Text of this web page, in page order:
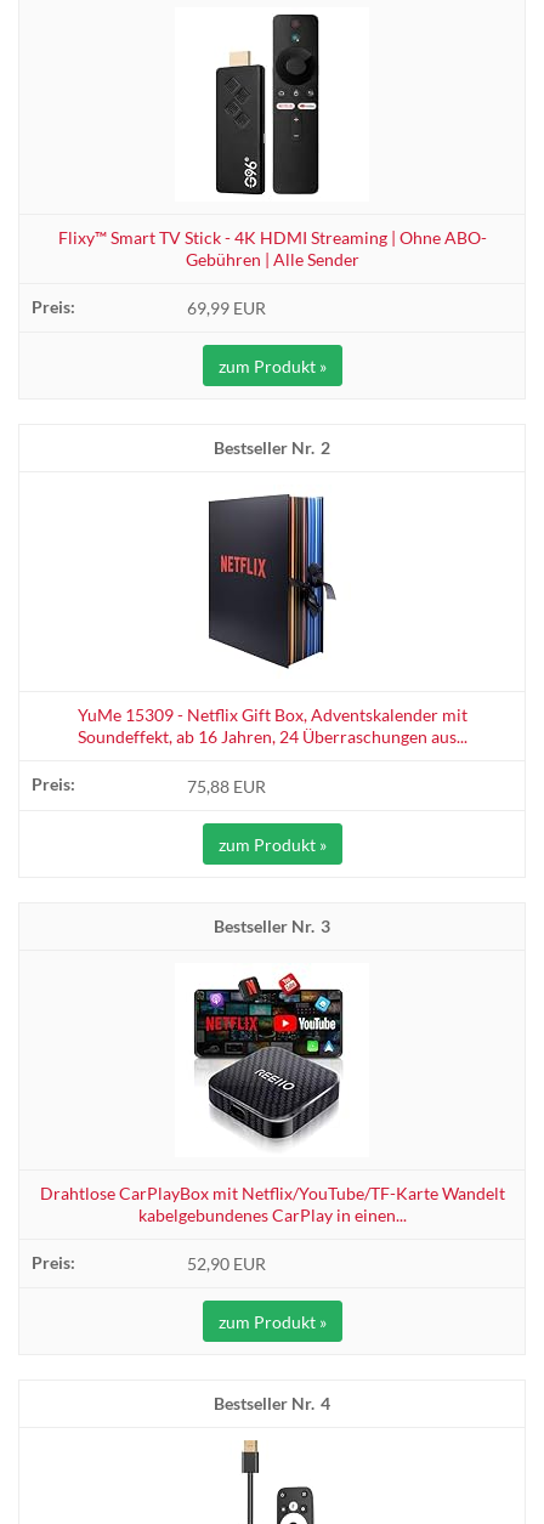
Flixy™ Smart TV Stick - 4K HDMI Streaming | Ohne ABO-
Gebühren | Alle Sender
69,99 EUR
zum Produkt »
2
YuMe 15309 - Netflix Gift Box, Adventskalender mit
Soundeffekt, ab 16 Jahren, 24 Überraschungen aus...
75,88 EUR
zum Produkt »
3
Drahtlose CarPlayBox mit Netflix/YouTube/TF-Karte Wandelt
kabelgebundenes CarPlay in einen...
52,90 EUR
zum Produkt »
4